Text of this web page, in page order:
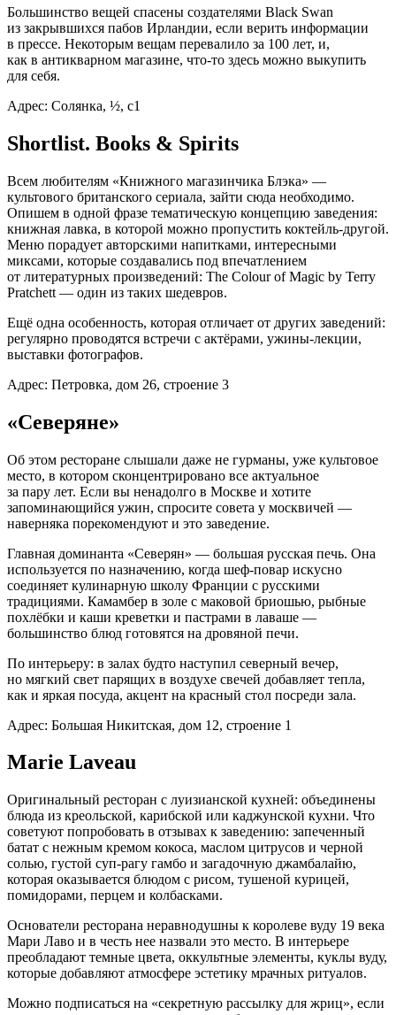
Большинство вещей спасены создателями Black Swan
из закрывшихся пабов Ирландии, если верить информации
в прессе. Некоторым вещам перевалило за 100 лет, и,
как в антикварном магазине, что-то здесь можно выкупить
для себя.
Адрес: Солянка, ½, c1
Shortlist. Books & Spirits
Всем любителям «Книжного магазинчика Блэка» —
культового британского сериала, зайти сюда необходимо.
Опишем в одной фразе тематическую концепцию заведения:
книжная лавка, в которой можно пропустить коктейль-другой.
Меню порадует авторскими напитками, интересными
миксами, которые создавались под впечатлением
от литературных произведений: The Colour of Magic by Terry
Pratchett — один из таких шедевров.
Ещё одна особенность, которая отличает от других заведений:
регулярно проводятся встречи с актёрами, ужины-лекции,
выставки фотографов.
Адрес: Петровка, дом 26, строение 3
«Северяне»
Об этом ресторане слышали даже не гурманы, уже культовое
место, в котором сконцентрировано все актуальное
за пару лет. Если вы ненадолго в Москве и хотите
запоминающийся ужин, спросите совета у москвичей —
наверняка порекомендуют и это заведение.
Главная доминанта «Северян» — большая русская печь. Она
используется по назначению, когда шеф-повар искусно
соединяет кулинарную школу Франции с русскими
традициями. Камамбер в золе с маковой бриошью, рыбные
похлёбки и каши креветки и пастрами в лаваше —
большинство блюд готовятся на дровяной печи.
По интерьеру: в залах будто наступил северный вечер,
но мягкий свет парящих в воздухе свечей добавляет тепла,
как и яркая посуда, акцент на красный стол посреди зала.
Адрес: Большая Никитская, дом 12, строение 1
Marie Laveau
Оригинальный ресторан с луизианской кухней: объединены
блюда из креольской, карибской или каджунской кухни. Что
советуют попробовать в отзывах к заведению: запеченный
батат с нежным кремом кокоса, маслом цитрусов и черной
солью, густой суп-рагу гамбо и загадочную джамбалайю,
которая оказывается блюдом с рисом, тушеной курицей,
помидорами, перцем и колбасками.
Основатели ресторана неравнодушны к королеве вуду 19 века
Мари Лаво и в честь нее назвали это место. В интерьере
преобладают темные цвета, оккультные элементы, куклы вуду,
которые добавляют атмосфере эстетику мрачных ритуалов.
Можно подписаться на «секретную рассылку для жриц», если